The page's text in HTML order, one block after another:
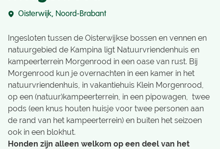
Oisterwijk, Noord-Brabant
Ingesloten tussen de Oisterwijkse bossen en vennen en
natuurgebied de Kampina ligt Natuurvriendenhuis en
kampeerterrein Morgenrood in een oase van rust. Bij
Morgenrood kun je overnachten in een kamer in het
natuurvriendenhuis, in vakantiehuis Klein Morgenrood,
op een (natuur)kampeerterrein, in een pipowagen, twee
pods (een knus houten huisje voor twee personen aan
de rand van het kampeerterrein) en buiten het seizoen
ook in een blokhut.
Honden zijn alleen welkom op een deel van het